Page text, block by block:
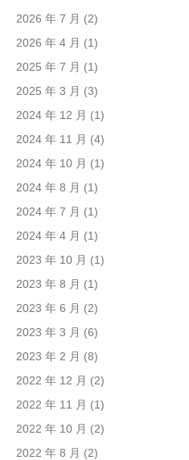
2026 年 7 月 (2)
2026 年 4 月 (1)
2025 年 7 月 (1)
2025 年 3 月 (3)
2024 年 12 月 (1)
2024 年 11 月 (4)
2024 年 10 月 (1)
2024 年 8 月 (1)
2024 年 7 月 (1)
2024 年 4 月 (1)
2023 年 10 月 (1)
2023 年 8 月 (1)
2023 年 6 月 (2)
2023 年 3 月 (6)
2023 年 2 月 (8)
2022 年 12 月 (2)
2022 年 11 月 (1)
2022 年 10 月 (2)
2022 年 8 月 (2)